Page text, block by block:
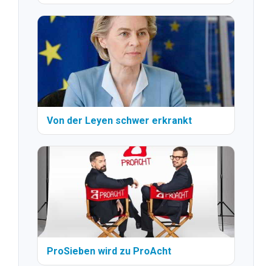
Von der Leyen schwer erkrankt
ProSieben wird zu ProAcht